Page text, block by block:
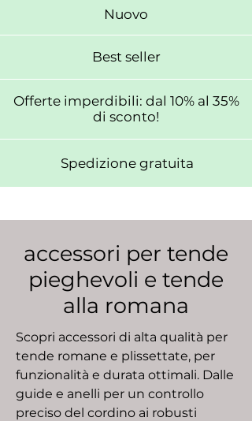
Nuovo
Best seller
Offerte imperdibili: dal 10% al 35%
di sconto!
Spedizione gratuita
accessori per tende
pieghevoli e tende
alla romana
Scopri accessori di alta qualità per
tende romane e plissettate, per
funzionalità e durata ottimali. Dalle
guide e anelli per un controllo
preciso del cordino ai robusti